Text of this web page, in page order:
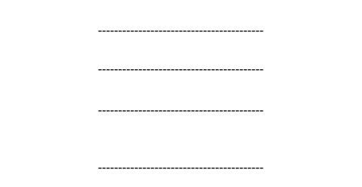
-----------------------------------------
-----------------------------------------
-----------------------------------------
-----------------------------------------